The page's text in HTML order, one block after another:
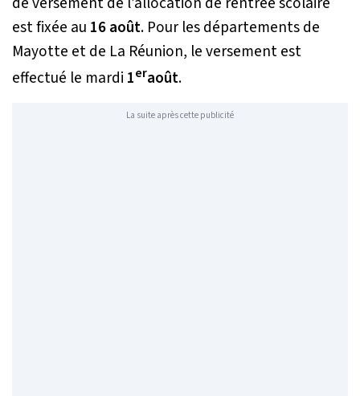
est fixée au 16 août. Pour les départements de
Mayotte et de La Réunion, le versement est
effectué le mardi 1eraoût.
La suite après cette publicité